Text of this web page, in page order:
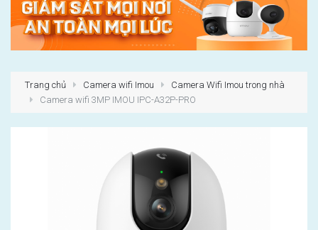
Trang chủ Camera wifi Imou
Camera Wifi Imou trong nhà
Camera wifi 3MP IMOU IPC-A32P-PRO